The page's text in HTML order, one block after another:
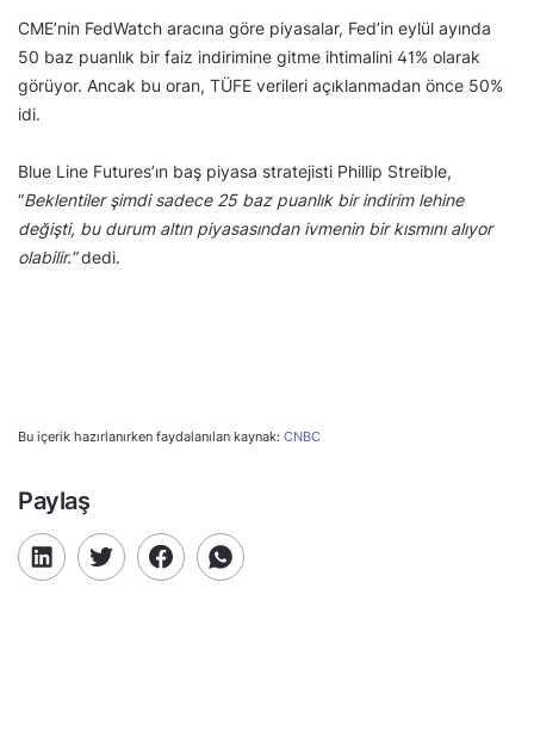
CME’nin FedWatch aracına göre piyasalar, Fed’in eylül ayında
50 baz puanlık bir faiz indirimine gitme ihtimalini 41% olarak
görüyor. Ancak bu oran, TÜFE verileri açıklanmadan önce 50%
idi.
Blue Line Futures’ın baş piyasa stratejisti Phillip Streible,
“Beklentiler şimdi sadece 25 baz puanlık bir indirim lehine
değişti, bu durum altın piyasasından ivmenin bir kısmını alıyor
olabilir.”dedi.
Bu içerik hazırlanırken faydalanılan kaynak: CNBC
Paylaş